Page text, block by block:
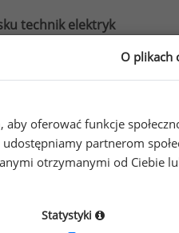
technik elektryk
99%
191
O plikach
oferować funkcje
partnerom
otrzymanymi od Ciebie
Statystyki